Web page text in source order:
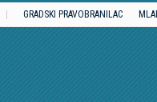
GRADSKI PRAVOBRANILAC